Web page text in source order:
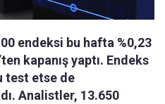
endeksi bu hafta %0,23
kapanış yaptı. Endeks
test etse de
Analistler, 13.650